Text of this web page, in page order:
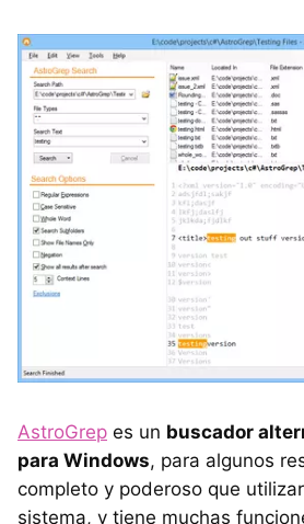
AstroGrep es un buscador
para Windows, para algunos
completo y poderoso que
sistema, y tiene muchas